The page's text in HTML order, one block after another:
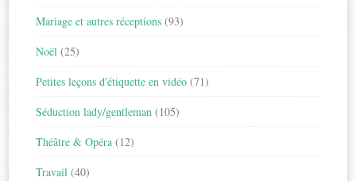
Mariage et autres réceptions (93)
Noël (25)
Petites leçons d'étiquette en vidéo (71)
Séduction lady/gentleman (105)
Théâtre & Opéra (12)
Travail (40)